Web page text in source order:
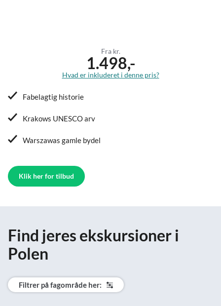
Fra kr.
1.498,-
Hvad er inkluderet i denne pris?
Fabelagtig historie
Krakows UNESCO arv
Warszawas gamle bydel
Klik her for tilbud
Find jeres ekskursioner i
Polen
Filtrer på fagområde her: